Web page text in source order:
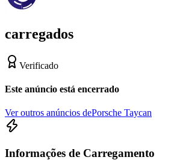
carregados
Verificado
Este anúncio está encerrado
Ver outros anúncios dePorsche Taycan
Informações de Carregamento